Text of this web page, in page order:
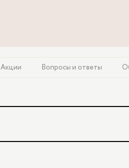
Акции Вопросы и ответы